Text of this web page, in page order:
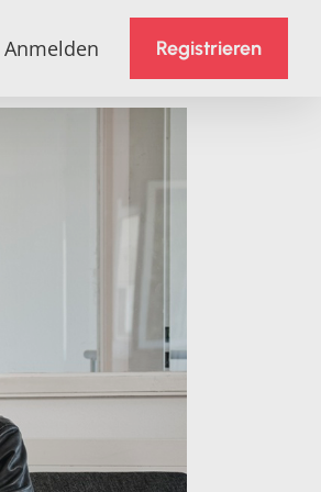
Anmelden Registrieren